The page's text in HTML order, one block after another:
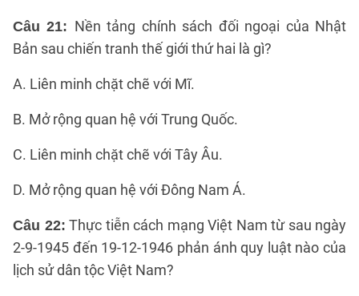
Câu 21: Nền tảng chính sách đối ngoại của Nhật
Bản sau chiến tranh thế giới thứ hai là gì?
A. Liên minh chặt chẽ với Mĩ.
B. Mở rộng quan hệ với Trung Quốc.
C. Liên minh chặt chẽ với Tây Âu.
D. Mở rộng quan hệ với Đông Nam Á.
Câu 22: Thực tiễn cách mạng Việt Nam từ sau ngày
2-9-1945 đến 19-12-1946 phản ánh quy luật nào của
lịch sử dân tộc Việt Nam?